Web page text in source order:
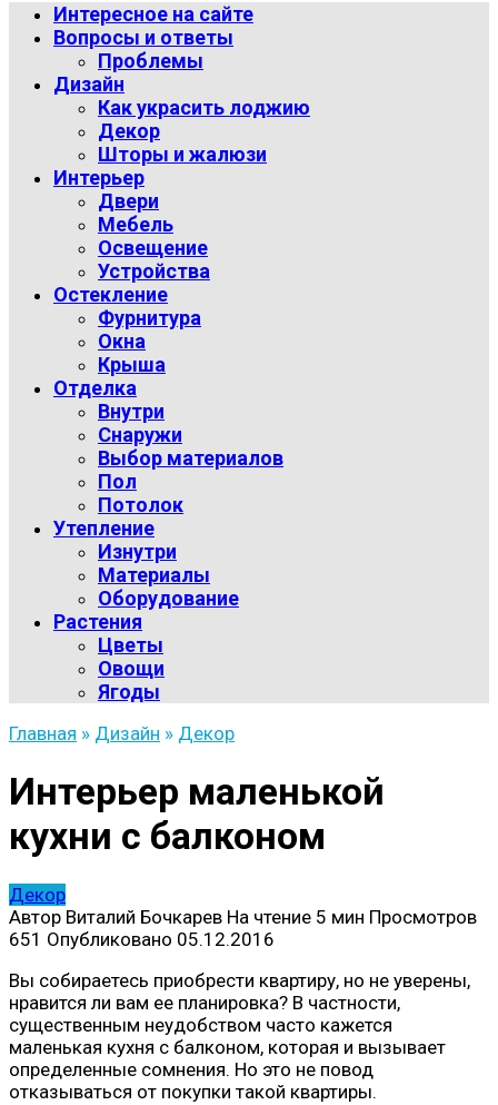
Интересное на сайте
Вопросы и ответы
Проблемы
Дизайн
Как украсить лоджию
Декор
Шторы и жалюзи
Интерьер
Двери
Мебель
Освещение
Устройства
Остекление
Фурнитура
Окна
Крыша
Отделка
Внутри
Снаружи
Выбор материалов
Пол
Потолок
Утепление
Изнутри
Материалы
Оборудование
Растения
Цветы
Овощи
Ягоды
Главная » Дизайн » Декор
Интерьер маленькой
кухни с балконом
Декор
Автор Виталий Бочкарев На чтение 5 мин Просмотров
651 Опубликовано 05.12.2016
Вы собираетесь приобрести квартиру, но не уверены,
нравится ли вам ее планировка? В частности,
существенным неудобством часто кажется
маленькая кухня с балконом, которая и вызывает
определенные сомнения. Но это не повод
отказываться от покупки такой квартиры.